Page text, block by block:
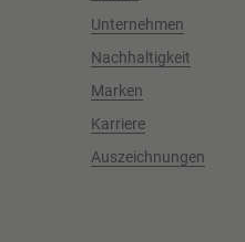
Unternehmen
Nachhaltigkeit
Marken
Karriere
Auszeichnungen